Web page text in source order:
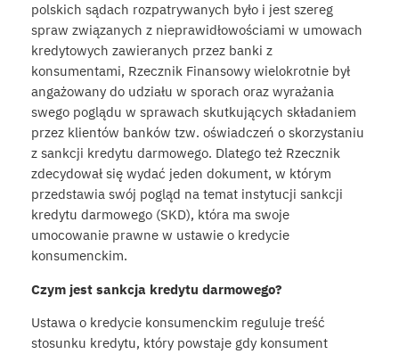
polskich sądach rozpatrywanych było i jest szereg
spraw związanych z nieprawidłowościami w umowach
kredytowych zawieranych przez banki z
konsumentami, Rzecznik Finansowy wielokrotnie był
angażowany do udziału w sporach oraz wyrażania
swego poglądu w sprawach skutkujących składaniem
przez klientów banków tzw. oświadczeń o skorzystaniu
z sankcji kredytu darmowego. Dlatego też Rzecznik
zdecydował się wydać jeden dokument, w którym
przedstawia swój pogląd na temat instytucji sankcji
kredytu darmowego (SKD), która ma swoje
umocowanie prawne w ustawie o kredycie
konsumenckim.
Czym jest sankcja kredytu darmowego?
Ustawa o kredycie konsumenckim reguluje treść
stosunku kredytu, który powstaje gdy konsument